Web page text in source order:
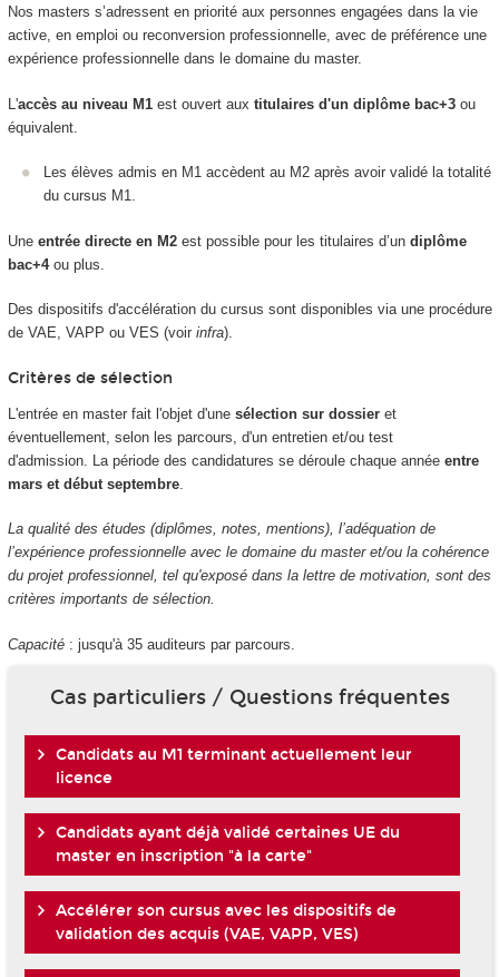
Nos masters s’adressent en priorité aux personnes engagées dans la vie
active, en emploi ou reconversion professionnelle, avec de préférence une
expérience professionnelle dans le domaine du master.
L'accès au niveau M1est ouvert aux titulaires d'un diplôme bac+3ou
équivalent.
Les élèves admis en M1 accèdent au M2 après avoir validé la totalité
du cursus M1.
Uneentrée directe en M2est possible pour les titulaires d’un diplôme
bac+4ou plus.
Des dispositifs d'accélération du cursus sont disponibles via une procédure
de VAE, VAPP ou VES (voir infra).
Critères de sélection
L'entrée en master fait l'objet d'une sélection sur dossieret
éventuellement, selon les parcours, d'un entretien et/ou test
d'admission. La période des candidatures se déroule chaque année entre
mars et début septembre.
La qualité des études (diplômes, notes, mentions), l’adéquation de
l’expérience professionnelle avec le domaine du master et/ou la cohérence
du projet professionnel, tel qu'exposé dans la lettre de motivation, sont des
critères importants de sélection.
Capacité : jusqu'à 35 auditeurs par parcours.
Cas particuliers / Questions fréquentes
Candidats au M1 terminant actuellement leur
licence
Candidats ayant déjà validé certaines UE du
master en inscription "à la carte"
Accélérer son cursus avec les dispositifs de
validation des acquis (VAE, VAPP, VES)